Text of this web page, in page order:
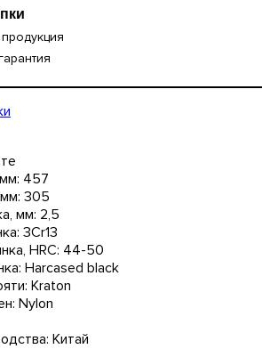
457
305
мм: 2,5
3Cr13
HRC: 44-50
Harcased black
Kraton
Nylon
Китай